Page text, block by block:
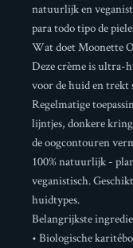
natuurlijk en
para todo tipo de
Wat doet Moonette
Deze crème is ultra-
voor de huid en trekt
Regelmatige
lijntjes, donkere
de oogcontouren
100% natuurlijk -
veganistisch.
huidtypes.
Belangrijkste
• Biologische